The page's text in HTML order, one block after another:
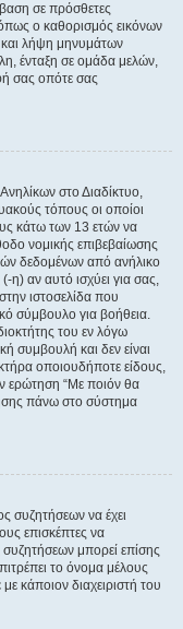
σε πρόσθετες
όπως ο καθορισμός εικόνων
λήψη μηνυμάτων
ένταξη σε ομάδα μελών,
σας οπότε σας
στο Διαδίκτυο,
τόπους οι οποίοι
κάτω των 13 ετών να
νομικής επιβεβαίωσης
δεδομένων από ανήλικο
η) αν αυτό ισχύει για σας,
ιστοσελίδα που
σύμβουλο για βοήθεια.
του εν λόγω
συμβουλή και δεν είναι
οποιουδήποτε είδους,
ερώτηση “Με ποιόν θα
πάνω στο σύστημα
συζητήσεων να έχει
επισκέπτες να
μπορεί επίσης
το όνομα μέλους
κάποιον διαχειριστή του